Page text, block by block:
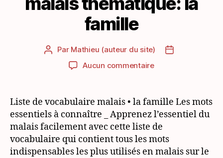
famille
Auteur
l’article
Par Mathieu (auteur du site)
Date
Aucun commentairesur
vocabulaire
malais
thématique:
la
famille
Liste de vocabulaire malais • la famille Les mots
essentiels à connaître _ Apprenez l’essentiel du
malais facilement avec cette liste de
vocabulaire qui contient tous les mots
indispensables les plus utilisés en malais sur le